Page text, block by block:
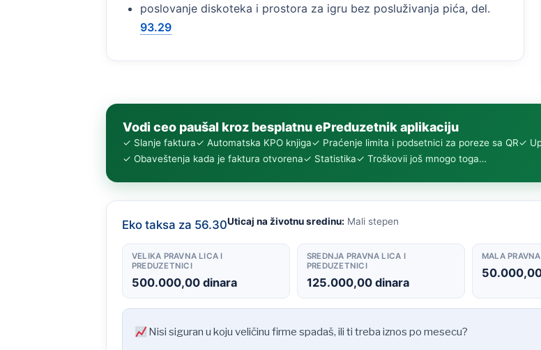
poslovanje diskoteka i prostora za igru bez posluživanja pića, del.
93.29
Vodi ceo paušal kroz besplatnu ePreduzetnik aplikaciju
✓ Slanje faktura✓ Automatska KPO knjiga✓ Praćenje limita i podsetnici za poreze sa QR✓
✓ Obaveštenja kada je faktura otvorena✓ Statistika✓ Troškovii još mnogo toga…
Eko taksa za 56.30Uticaj na životnu sredinu: Mali stepen
VELIKA PRAVNA LICA I
PREDUZETNICI
500.000,00 dinara
SREDNJA PRAVNA LICA I
PREDUZETNICI
125.000,00 dinara
MALA
Nisi siguran u koju veličinu firme spadaš, ili ti treba iznos po mesecu?